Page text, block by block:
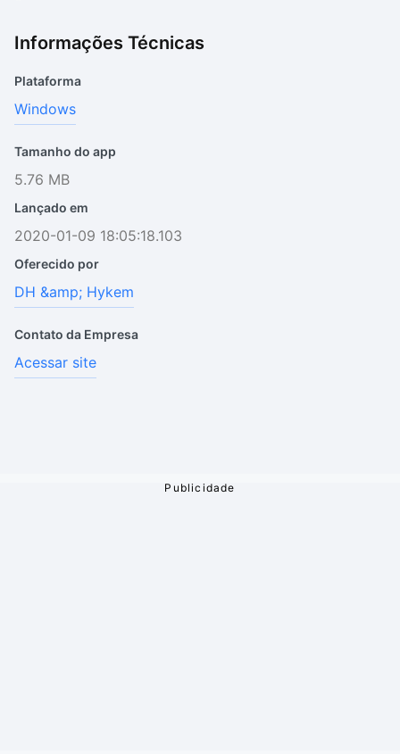
Informações Técnicas
Plataforma
Windows
Tamanho do app
5.76 MB
Lançado em
2020-01-09 18:05:18.103
Oferecido por
DH &amp; Hykem
Contato da Empresa
Acessar site